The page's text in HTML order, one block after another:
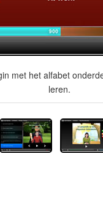
met het alfabet
leren.